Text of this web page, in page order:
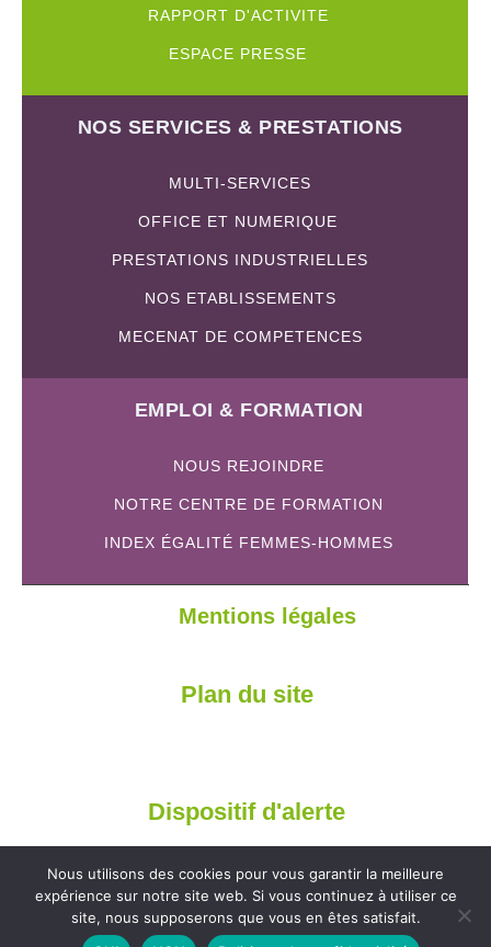
RAPPORT D'ACTIVITE
ESPACE PRESSE
NOS SERVICES & PRESTATIONS
MULTI-SERVICES
OFFICE ET NUMERIQUE
PRESTATIONS INDUSTRIELLES
NOS ETABLISSEMENTS
MECENAT DE COMPETENCES
EMPLOI & FORMATION
NOUS REJOINDRE
NOTRE CENTRE DE FORMATION
INDEX ÉGALITÉ FEMMES-HOMMES
Mentions légales
Plan du site
Dispositif d'alerte
Nous utilisons des cookies pour vous garantir la meilleure
expérience sur notre site web. Si vous continuez à utiliser ce
site, nous supposerons que vous en êtes satisfait.